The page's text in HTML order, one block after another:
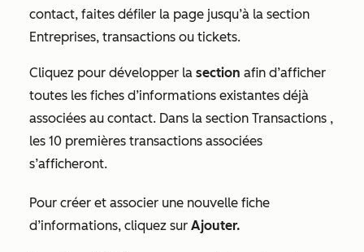
contact, faites défiler la page jusqu’à la section
Entreprises, transactions ou tickets.
Cliquez pour développer la section afin d’afficher
toutes les fiches d’informations existantes déjà
associées au contact. Dans la section Transactions ,
les 10 premières transactions associées
s’afficheront.
Pour créer et associer une nouvelle fiche
d’informations, cliquez sur Ajouter.